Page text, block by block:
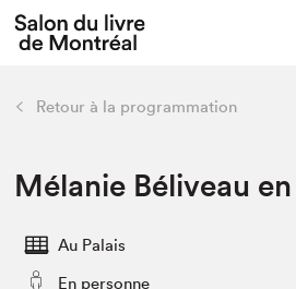
Tout sur l'édition 2022
Actualités
Vidéos et Balados
retour
Édition 2022
Liens pratiques
Retour à la programmation
Mélanie Béliveau
Au Palais
En personne